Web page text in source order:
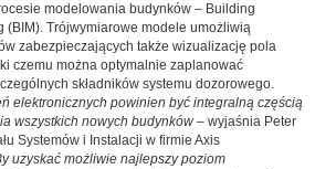
modelowania budynków – Building
(BIM). Trójwymiarowe modele umożliwią
zabezpieczających także wizualizację pola
czemu można optymalnie zaplanować
składników systemu dozorowego.
elektronicznych powinien być integralną częścią
wszystkich nowych budynków – wyjaśnia Peter
Systemów i Instalacji w firmie Axis
uzyskać możliwie najlepszy poziom